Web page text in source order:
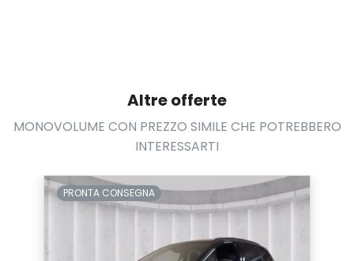
Servosterzo
Sistema di assistenza al mantenimento della corsia
Sistema di chiamata d'emergenza
Altre offerte
MONOVOLUME CON PREZZO SIMILE CHE POTREBBERO
INTERESSARTI
PRONTA CONSEGNA